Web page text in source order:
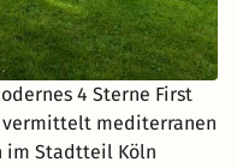
4 Sterne First
vermittelt mediterranen
im Stadtteil Köln